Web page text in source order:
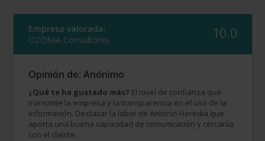
Empresa valorada:
OZONIA Consultores
10.0
Opinión de: Anónimo
¿Qué te ha gustado más? El nivel de confianza que
transmite la empresa y la transparencia en el uso de la
información. Destacar la labor de Antonio Heredia que
aporta una buena capacidad de comunicación y cercanía
con el cliente.